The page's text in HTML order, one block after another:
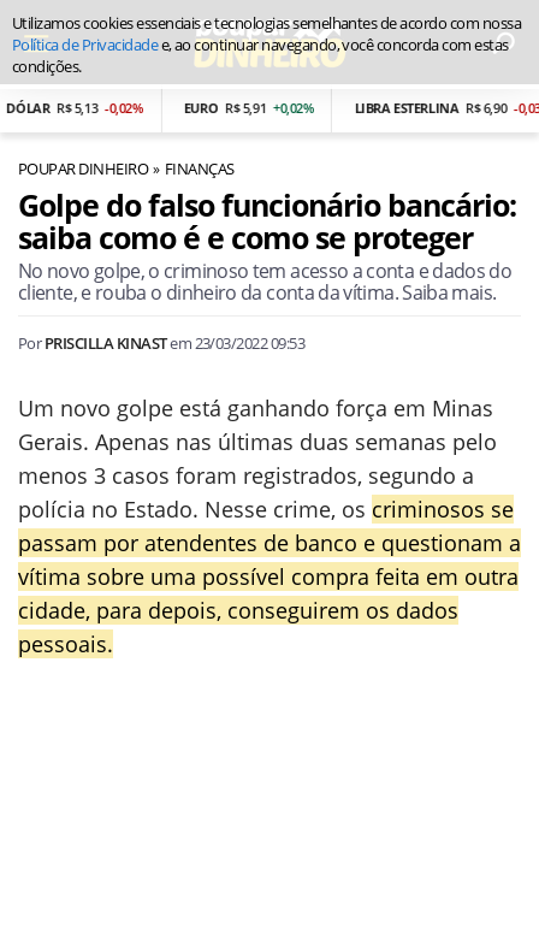
R$ 5,13 -0,02% EURO R$ 5,91 +0,02% LIBRA ESTERLINA R$ 6,90 -0,03%
POUPAR DINHEIRO FINANÇAS
Golpe do falso funcionário bancário:
saiba como é e como se proteger
No novo golpe, o criminoso tem acesso a conta e dados do
cliente, e rouba o dinheiro da conta da vítima. Saiba mais.
PorPRISCILLA KINASTem23/03/2022 09:53
Um novo golpe está ganhando força em Minas
Gerais. Apenas nas últimas duas semanas pelo
menos 3 casos foram registrados, segundo a
polícia no Estado. Nesse crime, os criminosos se
passam por atendentes de banco e questionam a
vítima sobre uma possível compra feita em outra
cidade, para depois, conseguirem os dados
pessoais.
Utilizamos cookies essenciais e tecnologias semelhantes de acordo com nossa
Política de Privacidadee, ao continuar navegando, você concorda com estas
condições.